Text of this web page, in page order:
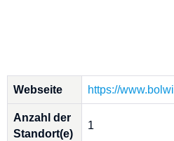
Webseite https://
Anzahl der
Standort(e)
1